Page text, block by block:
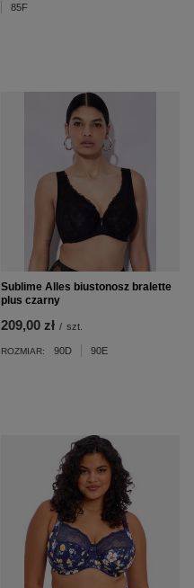
85F
Sublime Alles biustonosz bralette
plus czarny
209,00 zł / szt.
ROZMIAR: 90D 90E